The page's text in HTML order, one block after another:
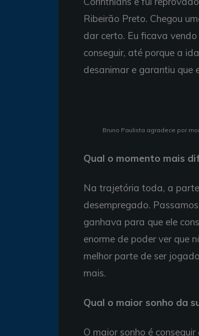
Ribeirão Preto. Chegou
dar certo. Eu ficava
conseguir, até porque a
desanimar e garantiu que
Bruno Paulista agradece por
Qual o momento mais
Na trajetória toda, a
desempregado.
ganhava para que ele
enorme de poder ver que
melhor parte de ser
mais.
Qual o maior sonho da
O maior sonho é